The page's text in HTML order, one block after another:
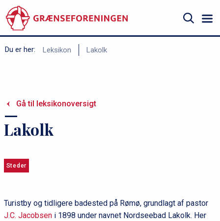
til
hovedindhold
Søg
Du er her:
k
r
u
Leksikon Lakolk
Gå til leksikonoversigt
Lakolk
Steder
Turistby og tidligere badested på Rømø, grundlagt af pastor
J.C. Jacobseni 1898 under navnet Nordseebad Lakolk. Her